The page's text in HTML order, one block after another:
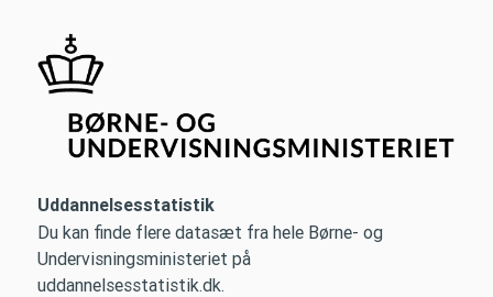
Uddannelsesstatistik
Du kan finde flere datasæt fra hele Børne- og
Undervisningsministeriet på
uddannelsesstatistik.dk.